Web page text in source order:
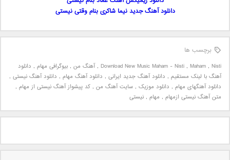
دانلود آهنگ جدید نیما شاکری بنام وقتی نیستی
برچسب ها
Download New Music Maham - Nisti , Maham , Nisti
,آهنگ من , بیوگرافی مهام , دانلود
آهنگ با لینک مستقیم , دانلود آهنگ جدید ایرانی , دانلود آهنگ مهام , دانلود آهنگ نیستی ,
دانلود آهنگهای مهام , دانلود موزیک , سایت آهنگ من , کد پیشواز آهنگ نیستی از مهام ,
متن آهنگ نیستی ازمهام , مهام , نیستی